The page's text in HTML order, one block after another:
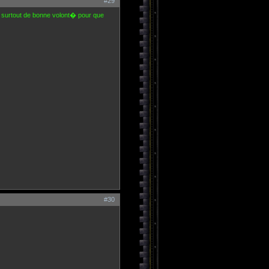
surtout de bonne volont� pour que
#30